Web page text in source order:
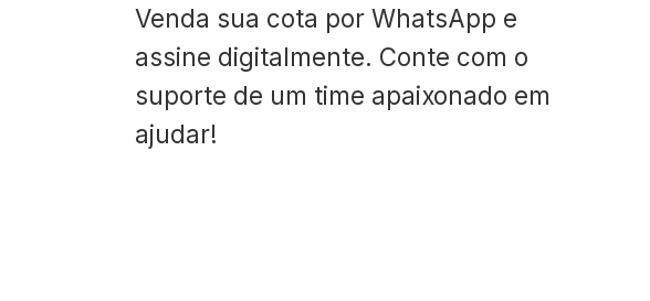
Venda sua cota por WhatsApp e
assine digitalmente. Conte com o
suporte de um time apaixonado em
ajudar!